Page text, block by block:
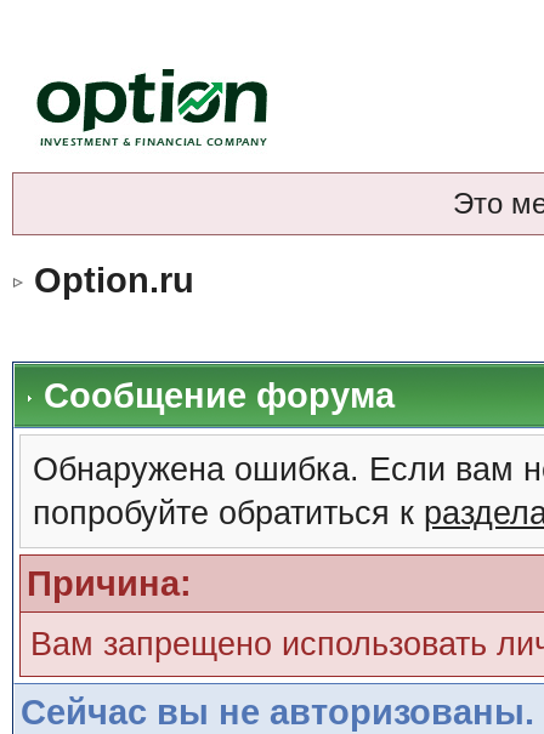
Это
Option.ru
Сообщение форума
Обнаружена ошибка. Если вам
попробуйте обратиться к
Причина:
Вам запрещено использовать
Сейчас вы не авторизованы.